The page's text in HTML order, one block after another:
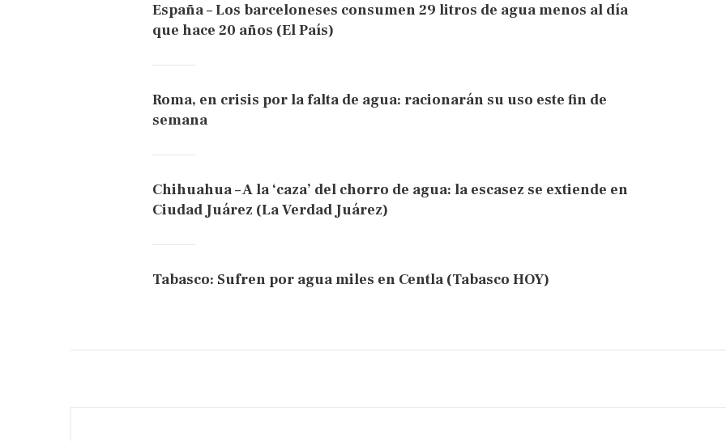
España – Los barceloneses consumen 29 litros de agua menos al día
que hace 20 años (El País)
Roma, en crisis por la falta de agua: racionarán su uso este fin de
semana
Chihuahua – A la ‘caza’ del chorro de agua: la escasez se extiende en
Ciudad Juárez (La Verdad Juárez)
Tabasco: Sufren por agua miles en Centla (Tabasco HOY)